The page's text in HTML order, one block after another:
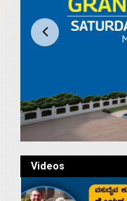
Videos